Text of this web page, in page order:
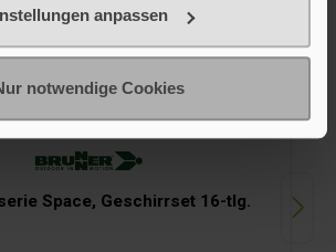
anpassen
notwendige Cookies
Space, Geschirrset 16-tlg.